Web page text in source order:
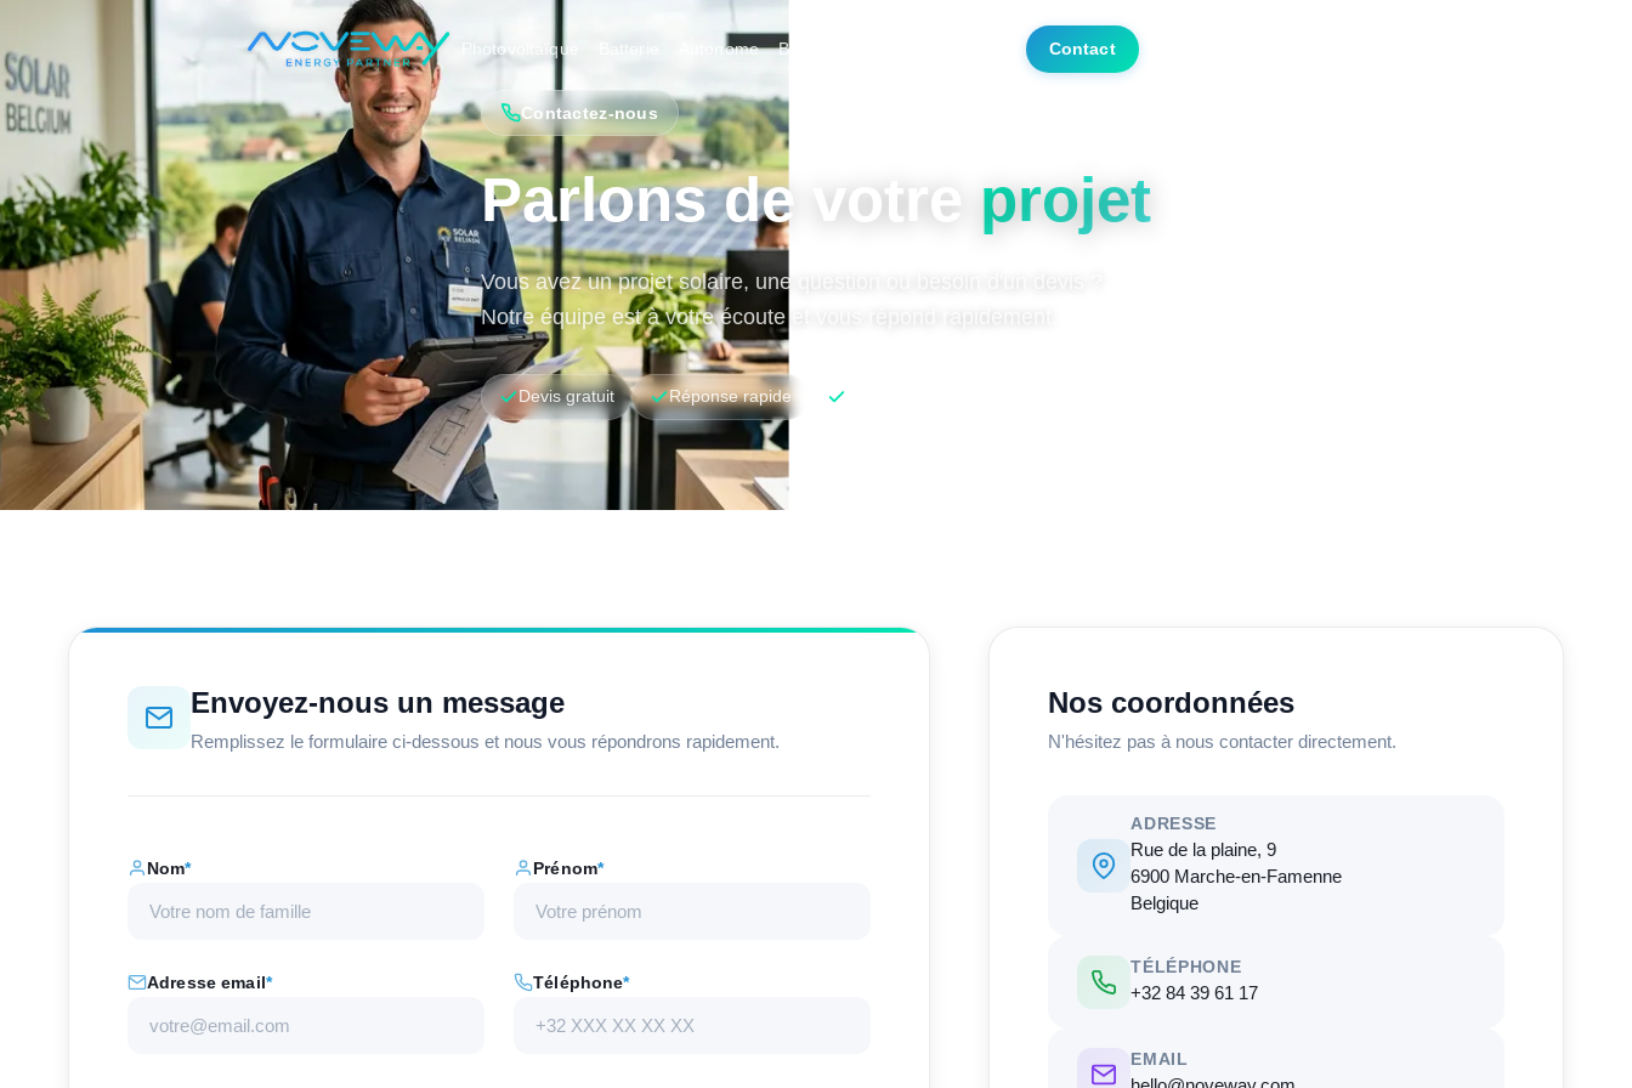
Photovoltaïque Batterie Autonome Borne Contact
Contactez-nous
Parlons de votre projet
Vous avez un projet solaire, une question ou besoin d'un devis ?
Notre équipe est à votre écoute et vous répond rapidement.
Devis gratuit Réponse rapide
Envoyez-nous un message
Remplissez le formulaire ci-dessous et nous vous répondrons rapidement.
Nom* Prénom*
Adresse email* Téléphone*
Nos coordonnées
N'hésitez pas à nous contacter directement.
ADRESSE
Rue de la plaine, 9
6900 Marche-en-Famenne
Belgique
TÉLÉPHONE
+32 84 39 61 17
EMAIL